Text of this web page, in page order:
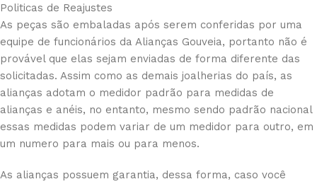
Politicas de Reajustes
As peças são embaladas após serem conferidas por uma
equipe de funcionários da Alianças Gouveia, portanto não é
provável que elas sejam enviadas de forma diferente das
solicitadas. Assim como as demais joalherias do país, as
alianças adotam o medidor padrão para medidas de
alianças e anéis, no entanto, mesmo sendo padrão nacional
essas medidas podem variar de um medidor para outro, em
um numero para mais ou para menos.
As alianças possuem garantia, dessa forma, caso você